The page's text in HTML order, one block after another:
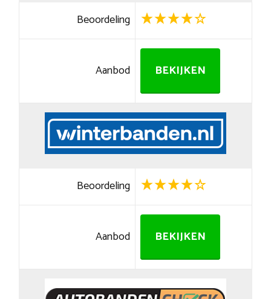
Beoordeling
Aanbod BEKIJKEN
Beoordeling
Aanbod BEKIJKEN